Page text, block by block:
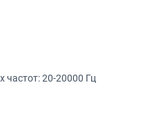
20-20000 Гц